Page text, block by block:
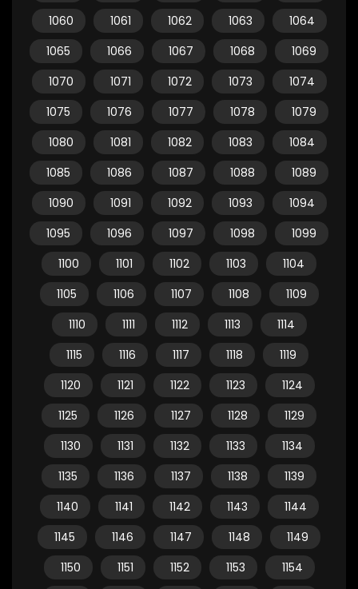
1060
1061 1062 1063
1064
1065
1066 1067 1068
1069
1070
1071 1072 1073
1074
1075
1076 1077 1078
1079
1080
1081 1082 1083
1084
1085
1086 1087 1088
1089
1090
1091 1092 1093
1094
1095
1096 1097 1098
1099
1100
1101 1102 1103
1104
1105
1106 1107 1108
1109
1110
1111 1112 1113
1114
1115
1116 1117 1118
1119
1120
1121 1122 1123
1124
1125
1126 1127 1128
1129
1130
1131 1132 1133
1134
1135
1136 1137 1138
1139
1140
1141 1142 1143
1144
1145
1146 1147 1148
1149
1150
1151 1152 1153
1154